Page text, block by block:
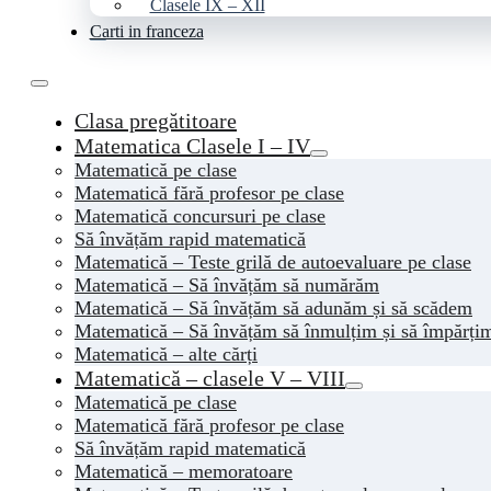
Clasele IX – XII
Carti in franceza
Clasa pregătitoare
Matematica Clasele I – IV
Matematică pe clase
Matematică fără profesor pe clase
Matematică concursuri pe clase
Să învățăm rapid matematică
Matematică – Teste grilă de autoevaluare pe clase
Matematică – Să învățăm să numărăm
Matematică – Să învățăm să adunăm și să scădem
Matematică – Să învățăm să înmulțim și să
Matematică – alte cărți
Matematică – clasele V – VIII
Matematică pe clase
Matematică fără profesor pe clase
Să învățăm rapid matematică
Matematică – memoratoare